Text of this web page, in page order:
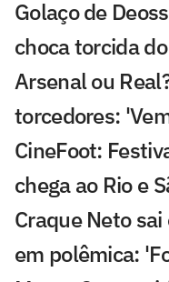
Golaço de
choca torcida
Arsenal ou
torcedores:
CineFoot:
chega ao Rio e
Craque Neto
em polêmica: